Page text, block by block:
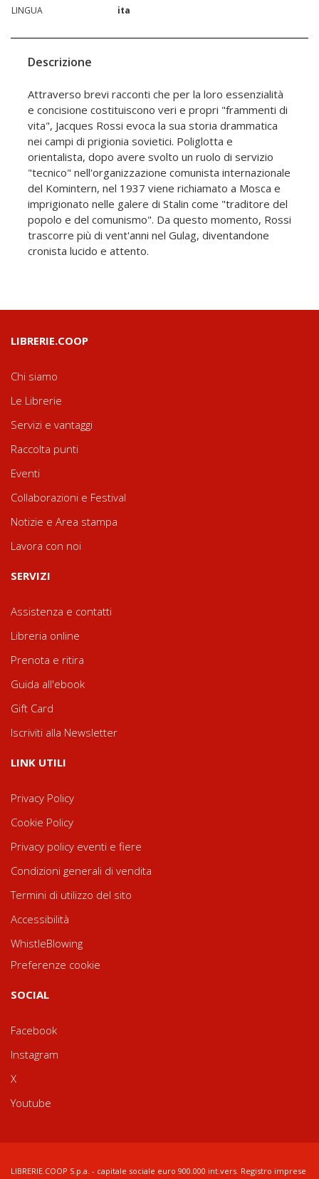
LINGUA
ita
Descrizione
Attraverso brevi racconti che per la loro essenzialità
e concisione costituiscono veri e propri "frammenti di
vita", Jacques Rossi evoca la sua storia drammatica
nei campi di prigionia sovietici. Poliglotta e
orientalista, dopo avere svolto un ruolo di servizio
"tecnico" nell'organizzazione comunista internazionale
del Komintern, nel 1937 viene richiamato a Mosca e
imprigionato nelle galere di Stalin come "traditore del
popolo e del comunismo". Da questo momento, Rossi
trascorre più di vent'anni nel Gulag, diventandone
cronista lucido e attento.
LIBRERIE.COOP
Chi siamo
Le Librerie
Servizi e vantaggi
Raccolta punti
Eventi
Collaborazioni e Festival
Notizie e Area stampa
Lavora con noi
SERVIZI
Assistenza e contatti
Libreria online
Prenota e ritira
Guida all'ebook
Gift Card
Iscriviti alla Newsletter
LINK UTILI
Privacy Policy
Cookie Policy
Privacy policy eventi e fiere
Condizioni generali di vendita
Termini di utilizzo del sito
Accessibilità
WhistleBlowing
Preferenze cookie
SOCIAL
Facebook
Instagram
X
Youtube
LIBRERIE.COOP S.p.a. - capitale sociale euro 900.000 int.vers. Registro imprese